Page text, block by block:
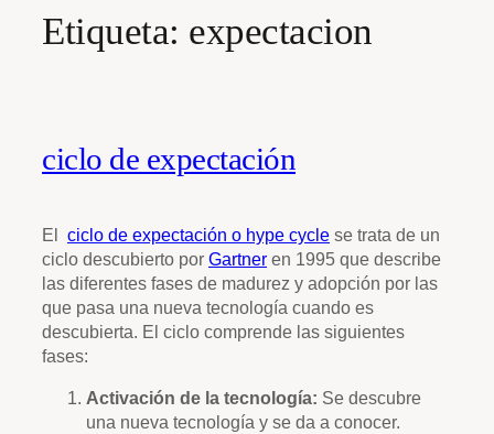
Etiqueta: expectacion
ciclo de expectación
El ciclo de expectación o hype cycle se trata de un
ciclo descubierto por Gartner en 1995 que describe
las diferentes fases de madurez y adopción por las
que pasa una nueva tecnología cuando es
descubierta. El ciclo comprende las siguientes
fases:
Activación de la tecnología: Se descubre
una nueva tecnología y se da a conocer.